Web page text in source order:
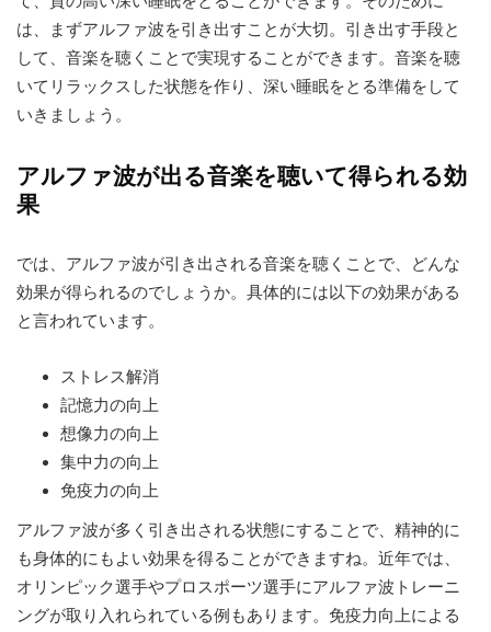
は、まずアルファ波を引き出すことが大切。引き出す手段と
して、音楽を聴くことで実現することができます。音楽を聴
いてリラックスした状態を作り、深い睡眠をとる準備をして
いきましょう。
アルファ波が出る音楽を聴いて得られる効
果
では、アルファ波が引き出される音楽を聴くことで、どんな
効果が得られるのでしょうか。具体的には以下の効果がある
と言われています。
ストレス解消
記憶力の向上
想像力の向上
集中力の向上
免疫力の向上
アルファ波が多く引き出される状態にすることで、精神的に
も身体的にもよい効果を得ることができますね。近年では、
オリンピック選手やプロスポーツ選手にアルファ波トレーニ
ングが取り入れられている例もあります。免疫力向上による